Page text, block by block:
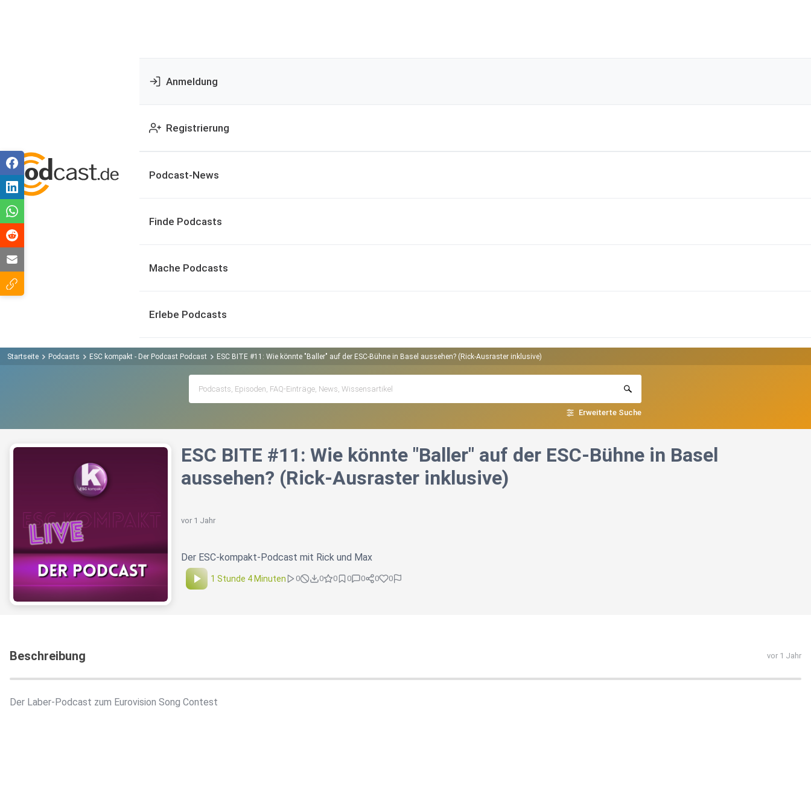
Anmeldung
Registrierung
Podcast-News
Finde Podcasts
Mache Podcasts
Erlebe Podcasts
Startseite Podcasts ESC kompakt - Der Podcast Podcast ESC BITE #11: Wie könnte "Baller" auf der ESC-Bühne in Basel aussehen? (Rick-Ausraster inklusive)
Erweiterte Suche
ESC BITE #11: Wie könnte "Baller" auf der ESC-Bühne in Basel
aussehen? (Rick-Ausraster inklusive)
vor 1 Jahr
Der ESC-kompakt-Podcast mit Rick und Max
1 Stunde 4 Minuten 0 0 0 0 0 0 0
Beschreibung vor 1 Jahr
Der Laber-Podcast zum Eurovision Song Contest